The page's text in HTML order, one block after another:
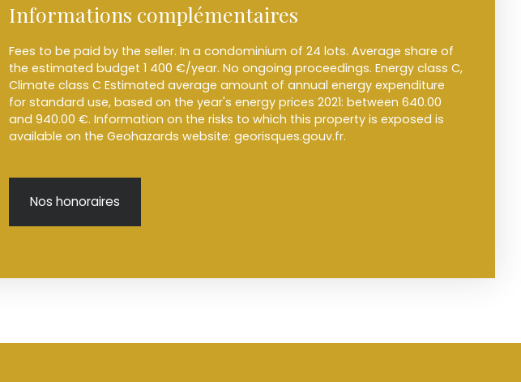
Informations complémentaires
Fees to be paid by the seller. In a condominium of 24 lots. Average share of
the estimated budget 1 400 €/year. No ongoing proceedings. Energy class C,
Climate class C Estimated average amount of annual energy expenditure
for standard use, based on the year's energy prices 2021: between 640.00
and 940.00 €. Information on the risks to which this property is exposed is
available on the Geohazards website: georisques.gouv.fr.
Nos honoraires